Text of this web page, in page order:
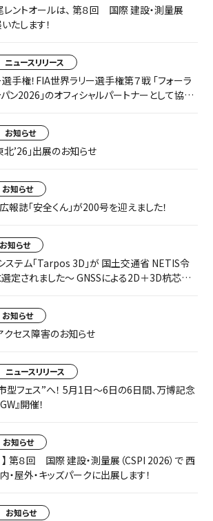
レントオールは、 第８回 国際 建設・測量展
たします！
ニュースリリース
手権！FIA世界ラリー選手権第７戦 「フォーラ
パン2026」のオフィシャルパートナーとして協賛
お知らせ
’26」出展のお知らせ
お知らせ
報誌「安全くん」が200号を迎えました！
お知らせ
テム「Tarpos 3D」が 国土交通省 NETIS令
定されました～ GNSSによる2D＋3D杭芯誘
お知らせ
セス障害のお知らせ
ニュースリリース
型フェス”へ！ 5月1日〜6日の6日間、万博記念
』開催！
お知らせ
第８回 国際 建設・測量展（CSPI 2026）で 西
・屋外・キッズパークに出展します！
お知らせ